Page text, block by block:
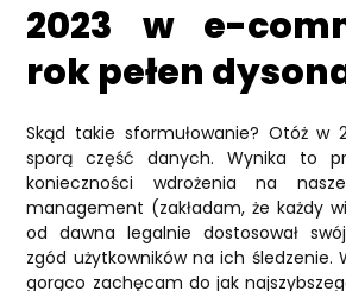
2023 w e-
rok pełen
Skąd takie sformułowanie? Otóż w
sporą część danych. Wynika to
konieczności wdrożenia na
management (zakładam, że każdy
od dawna legalnie dostosował
zgód użytkowników na ich śledzenie.
gorąco zachęcam do jak